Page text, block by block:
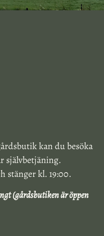
kan du besöka
självbetjäning.
stänger kl. 19:00.
(gårdsbutiken är öppen